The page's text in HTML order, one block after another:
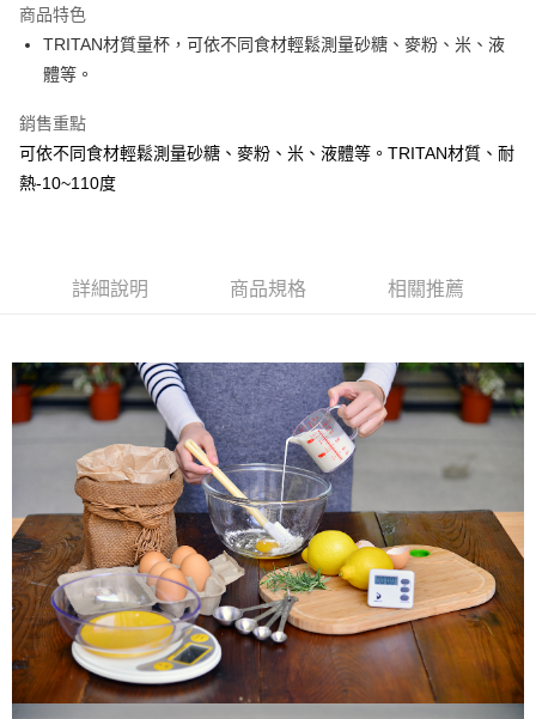
臺灣中小企業銀行
匯豐（台灣）商業銀行
華泰商業銀行
聯邦商業銀行
玉山商業銀行
台新國際商業銀行
中國信託商業銀行
台灣樂天信用卡公司
上海商業儲蓄銀行
國泰世華商業銀行
兆豐國際商業銀行
匯豐（台灣）商業銀行
元大商業銀行
玉山商業銀行
星展（台灣）商業銀行
台新國際商業銀行
Apple Pay
街口支付
Google Pay
全盈+PAY
【大哥付你分期使用說明】
成交易。
3.實際核准額度、可分期數及費用金額請依後續交易確認頁面所載為準。
4.訂單成立30分鐘內，如未前往確認交易或遇審核未通過，訂單將自動取
消。如遇「轉專審核」未通過狀況，表示未達大哥付你分期系統評分，恕無
法說明評估內容。
【繳款方式說明】
1.分期款項不併入電信帳單，「大哥付你分期」於每月結算日後寄送繳費提
醒簡訊。
2.透過簡訊連結打開帳單後，可選擇「超商條碼／台灣大直營門市／銀行轉
帳／街口支付／iPASS MONEY」等通路繳費。
【注意事項】
1.本服務係由「台灣大哥大股份有限公司」（以下簡稱本公司）所提供，讓
用戶於交易時，得透過本服務購買商品或服務，並由商店將買賣／分期付款
買賣價金債權讓與本公司後，依約使用本公司帳單繳交帳款。
2.基於同意付款使用「大哥付你分期」之契約關係目的，商店將以您的個人
「Hami Point」為中華電信所提供之點數服務，可於會員專區綁定中華電信
會員帳號後，即可在購物車使用 Hami Point 折抵消費金額 (1點等於1元)。
ATM付款
付款後全家取貨
每筆NT$100，滿NT$1,500(含以上)免運費
部分超商不開放
每筆NT$99,999
付款後7-11取貨
每筆NT$100，滿NT$2,000(含以上)免運費
一般宅配
商品特色
TRITAN材質量杯，可依不同食材輕鬆測量砂糖、麥粉、米、液
體等。
銷售重點
可依不同食材輕鬆測量砂糖、麥粉、米、液體等。TRITAN材質、耐
熱-10~110度
詳細說明 商品規格 相關推薦